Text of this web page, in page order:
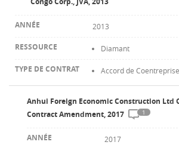
2013
Diamant
Accord de Coentreprise
Anhui Foreign Economic Construction Ltd
Contract Amendment, 2017
1
2017